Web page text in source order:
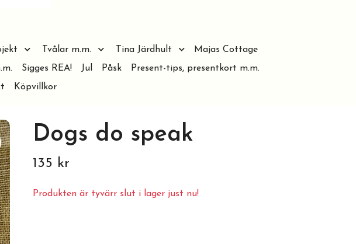
Tvålar m.m. Tina Järdhult
Majas Cottage
Sigges REA! Jul Påsk
Present-tips, presentkort m.m.
Köpvillkor
Dogs do speak
135 kr
Produkten är tyvärr slut i lager just nu!